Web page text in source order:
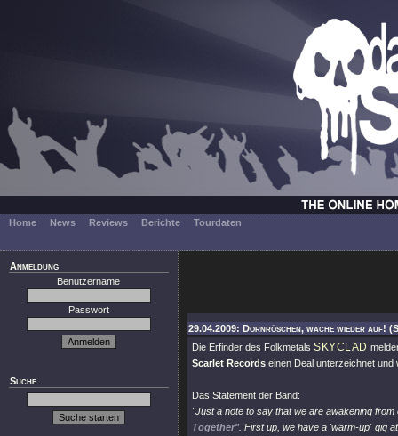
Home News Reviews Berichte Tourdaten
Anmeldung
Benutzername
Passwort
Suche
29.04.2009: Dornröschen, wache wieder auf!
Die Erfinder des FolkmetalsSKYCLAD
Scarlet Records einen Deal unterzeichnet
Das Statement der Band:
"Just a note to say that we are awakening
Together" . First up, we have a 'warm-up' gig